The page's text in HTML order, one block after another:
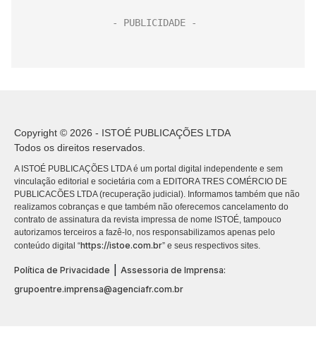
Copyright © 2026 - ISTOÉ PUBLICAÇÕES LTDA
Todos os direitos reservados.
A ISTOÉ PUBLICAÇÕES LTDA é um portal digital independente e sem
vinculação editorial e societária com a EDITORA TRES COMÉRCIO DE
PUBLICACÕES LTDA (recuperação judicial). Informamos também que não
realizamos cobranças e que também não oferecemos cancelamento do
contrato de assinatura da revista impressa de nome ISTOÉ, tampouco
autorizamos terceiros a fazê-lo, nos responsabilizamos apenas pelo
conteúdo digital “https://istoe.com.br” e seus respectivos sites.
Política de Privacidade
Assessoria de Imprensa:
grupoentre.imprensa@agenciafr.com.br